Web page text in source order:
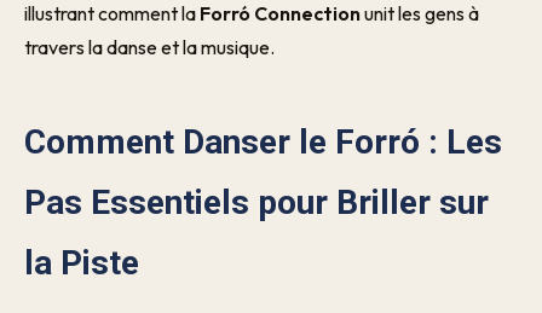
illustrant comment la Forró Connectionunit les gens à
travers la danse et la musique.
Comment Danser le Forró : Les
Pas Essentiels pour Briller sur
la Piste